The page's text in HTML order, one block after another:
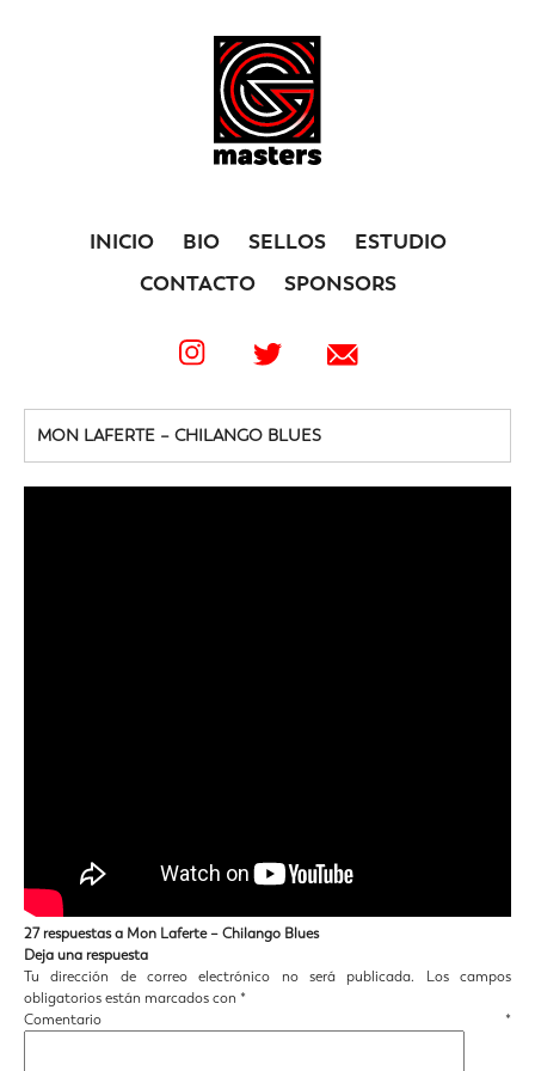
INICIO BIO SELLOS
ESTUDIO
CONTACTO
SPONSORS
MON LAFERTE – CHILANGO BLUES
27 respuestas a Mon Laferte – Chilango Blues
Deja una respuesta
Tu dirección de correo electrónico no será publicada.
Los campos
obligatorios están marcados con *
Comentario *